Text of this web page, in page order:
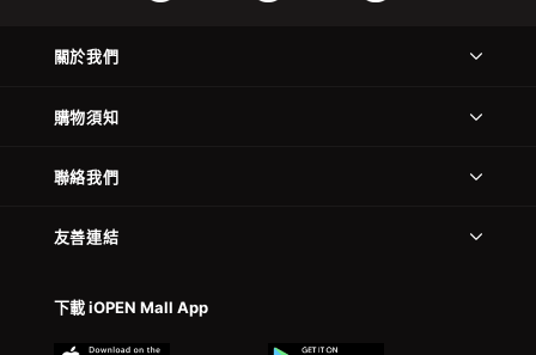
關於我們
購物須知
聯絡我們
友善連結
下載 iOPEN Mall App